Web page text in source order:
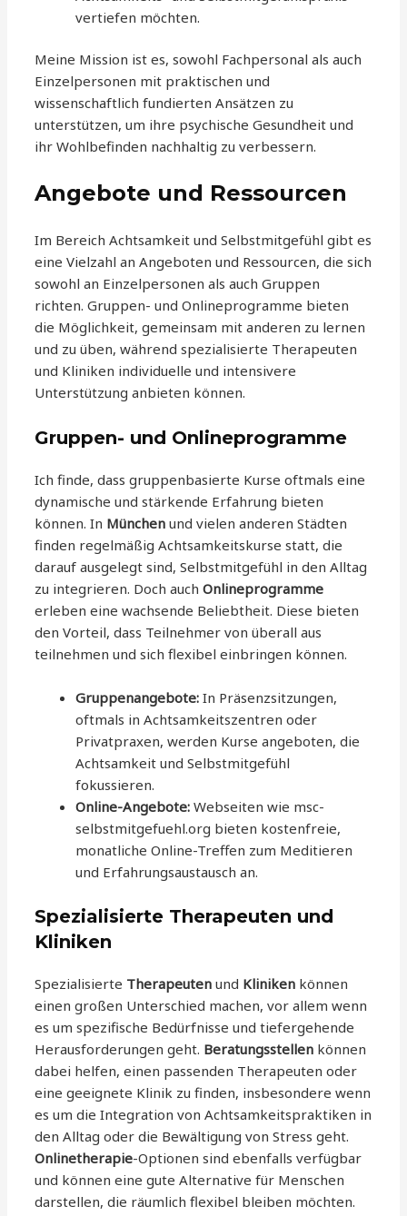
vertiefen möchten.
Meine Mission ist es, sowohl Fachpersonal als auch
Einzelpersonen mit praktischen und
wissenschaftlich fundierten Ansätzen zu
unterstützen, um ihre psychische Gesundheit und
ihr Wohlbefinden nachhaltig zu verbessern.
Angebote und Ressourcen
Im Bereich Achtsamkeit und Selbstmitgefühl gibt es
eine Vielzahl an Angeboten und Ressourcen, die sich
sowohl an Einzelpersonen als auch Gruppen
richten. Gruppen- und Onlineprogramme bieten
die Möglichkeit, gemeinsam mit anderen zu lernen
und zu üben, während spezialisierte Therapeuten
und Kliniken individuelle und intensivere
Unterstützung anbieten können.
Gruppen- und Onlineprogramme
Ich finde, dass gruppenbasierte Kurse oftmals eine
dynamische und stärkende Erfahrung bieten
können. In München und vielen anderen Städten
finden regelmäßig Achtsamkeitskurse statt, die
darauf ausgelegt sind, Selbstmitgefühl in den Alltag
zu integrieren. Doch auchOnlineprogramme
erleben eine wachsende Beliebtheit. Diese bieten
den Vorteil, dass Teilnehmer von überall aus
teilnehmen und sich flexibel einbringen können.
Gruppenangebote: In Präsenzsitzungen,
oftmals in Achtsamkeitszentren oder
Privatpraxen, werden Kurse angeboten, die
Achtsamkeit und Selbstmitgefühl
fokussieren.
Online-Angebote: Webseiten wie msc-
selbstmitgefuehl.org bieten kostenfreie,
monatliche Online-Treffen zum Meditieren
und Erfahrungsaustausch an.
Spezialisierte Therapeuten und
Kliniken
Spezialisierte Therapeuten und Kliniken können
einen großen Unterschied machen, vor allem wenn
es um spezifische Bedürfnisse und tiefergehende
Herausforderungen geht. Beratungsstellen können
dabei helfen, einen passenden Therapeuten oder
eine geeignete Klinik zu finden, insbesondere wenn
es um die Integration von Achtsamkeitspraktiken in
den Alltag oder die Bewältigung von Stress geht.
Onlinetherapie-Optionen sind ebenfalls verfügbar
und können eine gute Alternative für Menschen
darstellen, die räumlich flexibel bleiben möchten.